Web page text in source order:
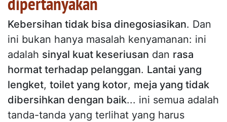
Kebersihan tidak bisa dinegosiasikan. Dan
ini bukan hanya masalah kenyamanan: ini
adalah sinyal kuat keseriusan dan rasa
hormat terhadap pelanggan. Lantai yang
lengket, toilet yang kotor, meja yang tidak
dibersihkan dengan baik... ini semua adalah
tanda-tanda yang terlihat yang harus